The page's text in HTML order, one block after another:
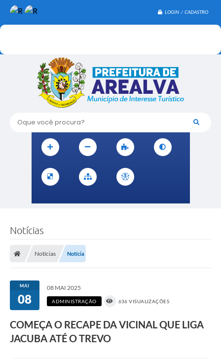
LOGIN / CADASTRO
Oque você procura?
Notícias
Notícias Notícia
MAI
08
08 MAI 2025
ADMINISTRAÇÃO 636 VISUALIZAÇÕES
COMEÇA O RECAPE DA VICINAL QUE LIGA
JACUBA ATÉ O TREVO